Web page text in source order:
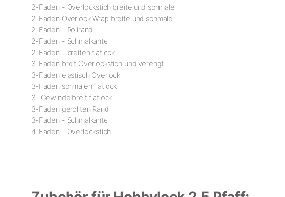
2-Faden - Overlockstich breite und schmale
2-Faden Overlock Wrap breite und schmale
2-Faden - Rollrand
2-Faden - Schmalkante
2-Faden - breiten flatlock
3-Faden breit Overlockstich und verengt
3-Faden elastisch Overlock
3-Faden schmalen flatlock
3 -Gewinde breit flatlock
3-Faden gerollten Rand
3-Faden - Schmalkante
4-Faden - Overlockstich